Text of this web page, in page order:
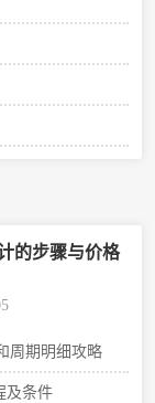
的步骤与价格
周期明细攻略
及条件